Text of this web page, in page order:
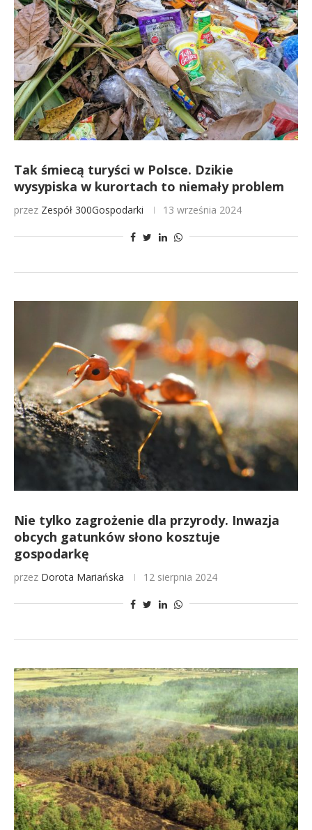
Tak śmiecą turyści w Polsce. Dzikie
wysypiska w kurortach to niemały problem
przez Zespół 300Gospodarki 13 września 2024
Nie tylko zagrożenie dla przyrody. Inwazja
obcych gatunków słono kosztuje
gospodarkę
przez Dorota Mariańska 12 sierpnia 2024